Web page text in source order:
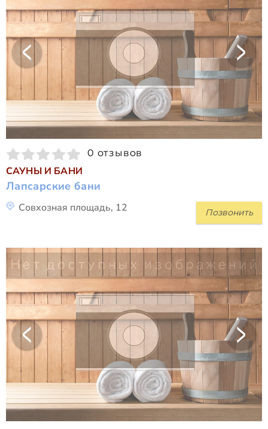
0 отзывов
САУНЫ И БАНИ
Лапсарские бани
Позвонить
Совхозная площадь, 12